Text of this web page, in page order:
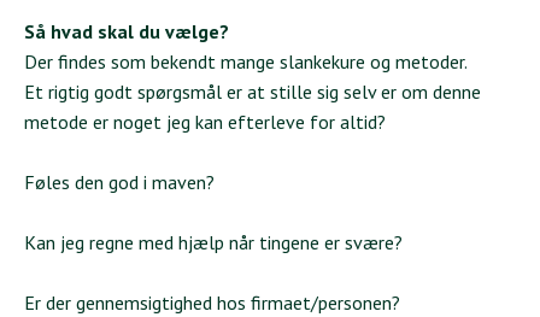
Så hvad skal du vælge?
Der findes som bekendt mange slankekure og metoder.
Et rigtig godt spørgsmål er at stille sig selv er om denne
metode er noget jeg kan efterleve for altid?
Føles den god i maven?
Kan jeg regne med hjælp når tingene er svære?
Er der gennemsigtighed hos firmaet/personen?